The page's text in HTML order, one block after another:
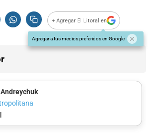
+ Agregar El Litoral en
Agregar a tus medios preferidos en Google